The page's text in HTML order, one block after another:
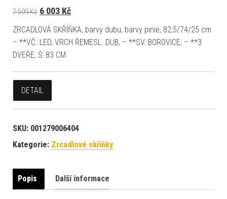
7 599Kč Původní cena byla: 7 599 Kč.
6 003 KčAktuální cena je: 6 003 Kč.
ZRCADLOVÁ SKŘÍŇKA, barvy dubu, barvy pinie, 82,5/74/25 cm
– **VČ. LED, VRCH ŘEMESL. DUB, – **SV. BOROVICE, – **3
DVEŘE, Š: 83 CM
DETAIL
SKU: 001279006404
Kategorie: Zrcadlové skříňky
Popis Další informace